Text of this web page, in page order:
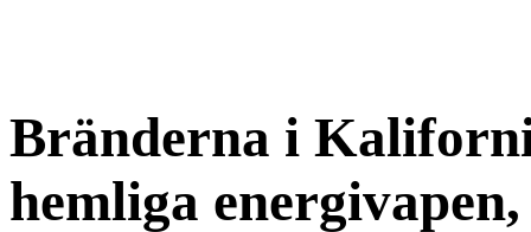
Bränderna i
hemliga